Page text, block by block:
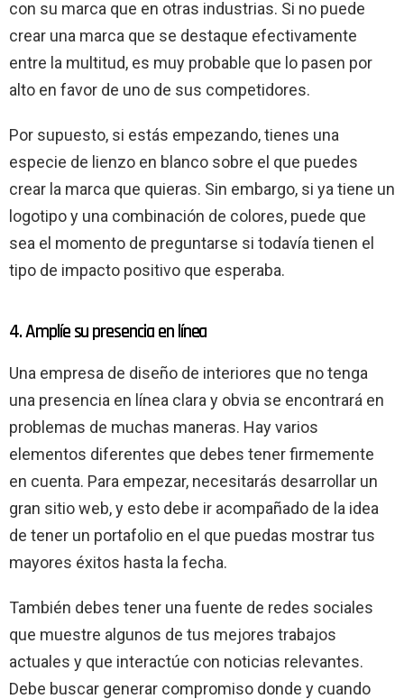
con su marca que en otras industrias. Si no puede
crear una marca que se destaque efectivamente
entre la multitud, es muy probable que lo pasen por
alto en favor de uno de sus competidores.
Por supuesto, si estás empezando, tienes una
especie de lienzo en blanco sobre el que puedes
crear la marca que quieras. Sin embargo, si ya tiene un
logotipo y una combinación de colores, puede que
sea el momento de preguntarse si todavía tienen el
tipo de impacto positivo que esperaba.
4. Amplíe su presencia en línea
Una empresa de diseño de interiores que no tenga
una presencia en línea clara y obvia se encontrará en
problemas de muchas maneras. Hay varios
elementos diferentes que debes tener firmemente
en cuenta. Para empezar, necesitarás desarrollar un
gran sitio web, y esto debe ir acompañado de la idea
de tener un portafolio en el que puedas mostrar tus
mayores éxitos hasta la fecha.
También debes tener una fuente de redes sociales
que muestre algunos de tus mejores trabajos
actuales y que interactúe con noticias relevantes.
Debe buscar generar compromiso donde y cuando